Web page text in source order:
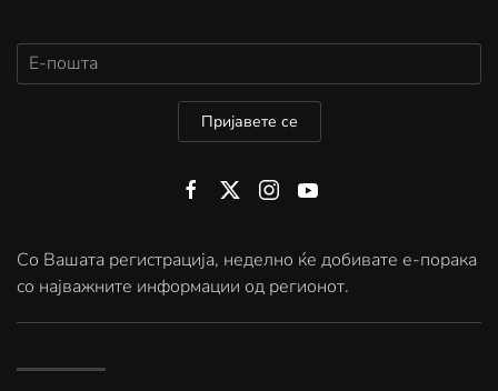
Пријавете се
Со Вашата регистрација, неделно ќе добивате е-порака
со најважните информации од регионот.